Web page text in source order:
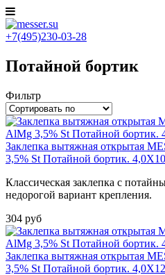
+7(495)230-03-28
Потайной бортик
Фильтр
Заклепка вытяжная открытая
3,5% St Потайной бортик.
Классическая заклепка с
недорогой вариант крепления.
304 руб
Заклепка вытяжная открытая
3,5% St Потайной бортик.